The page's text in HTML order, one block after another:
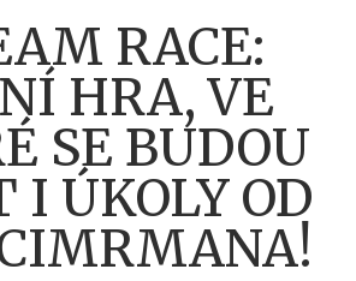
RACE:
HRA, VE
SE BUDOU
I ÚKOLY OD